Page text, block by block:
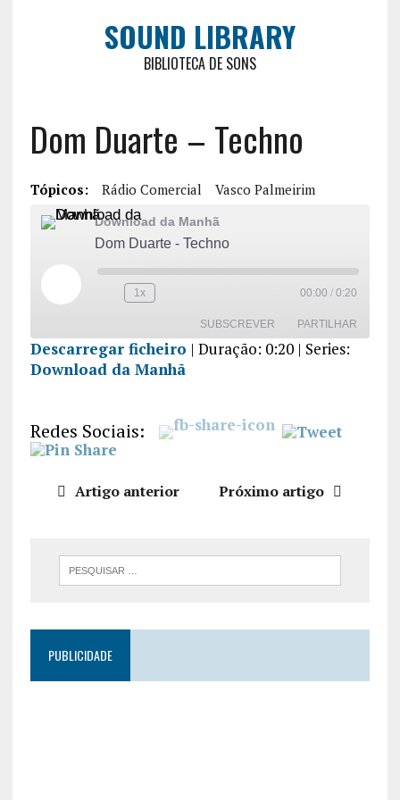
SOUND LIBRARY
BIBLIOTECA DE SONS
Dom Duarte – Techno
Tópicos: Rádio Comercial Vasco Palmeirim
Download da Manhã
Dom Duarte - Techno
1x 00:00 / 0:20
SUBSCREVER PARTILHAR
PARTILHA
INCORPO
RAR
Descarregar ficheiro | Duração: 0:20| Series:
Download da Manhã
Redes Sociais:
Artigo anterior Próximo artigo
PUBLICIDADE